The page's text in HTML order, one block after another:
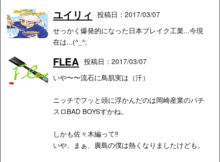
ユイリィ
投稿日：2017/03/07
せっかく爆発的になった日本ブレイク工業...今現
在は...(^_^;
FLEA 投稿日：2017/03/07
いや〜〜流石に鳥肌実は（汗）
ニッチでフッと頭に浮かんだのは岡崎産業のパチ
スロBAD BOYSすかね。
しかも佐々木編って‼︎
いや、まぁ、廣島の僕は熱くなりましたけども。